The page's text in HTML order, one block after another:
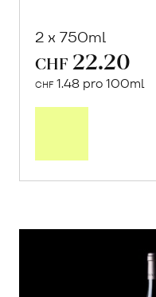
2 x 750ml
CHF 22.20
CHF 1.48 pro 100ml